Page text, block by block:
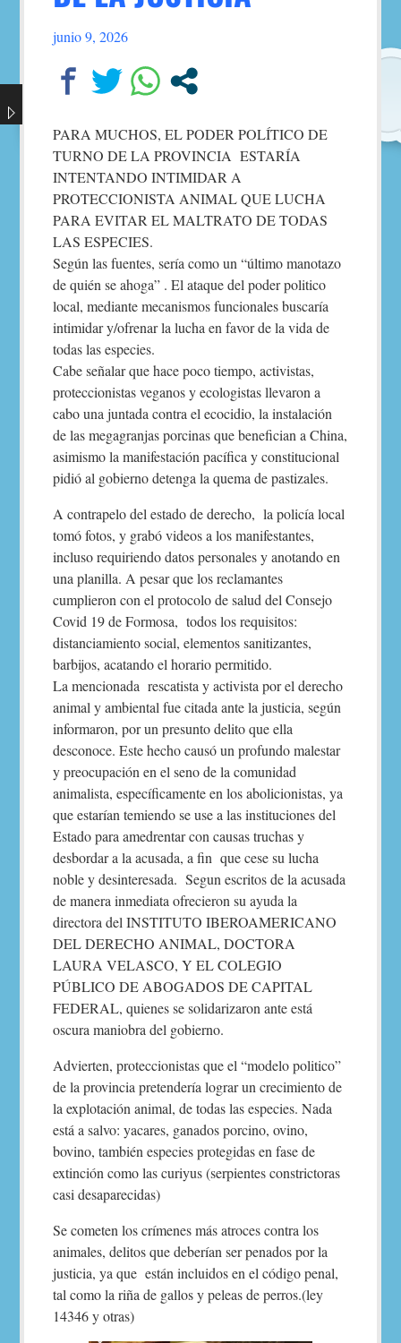
junio 9, 2026
PARA MUCHOS, EL PODER POLÍTICO DE
TURNO DE LA PROVINCIA ESTARÍA
INTENTANDO INTIMIDAR A
PROTECCIONISTA ANIMAL QUE LUCHA
PARA EVITAR EL MALTRATO DE TODAS
LAS ESPECIES.
Según las fuentes, sería como un “último manotazo
de quién se ahoga” . El ataque del poder politico
local, mediante mecanismos funcionales buscaría
intimidar y/ofrenar la lucha en favor de la vida de
todas las especies.
Cabe señalar que hace poco tiempo, activistas,
proteccionistas veganos y ecologistas llevaron a
cabo una juntada contra el ecocidio, la instalación
de las megagranjas porcinas que benefician a China,
asimismo la manifestación pacífica y constitucional
pidió al gobierno detenga la quema de pastizales.
A contrapelo del estado de derecho, la policía local
tomó fotos, y grabó videos a los manifestantes,
incluso requiriendo datos personales y anotando en
una planilla. A pesar que los reclamantes
cumplieron con el protocolo de salud del Consejo
Covid 19 de Formosa, todos los requisitos:
distanciamiento social, elementos sanitizantes,
barbijos, acatando el horario permitido.
La mencionada rescatista y activista por el derecho
animal y ambiental fue citada ante la justicia, según
informaron, por un presunto delito que ella
desconoce. Este hecho causó un profundo malestar
y preocupación en el seno de la comunidad
animalista, específicamente en los abolicionistas, ya
que estarían temiendo se use a las instituciones del
Estado para amedrentar con causas truchas y
desbordar a la acusada, a fin que cese su lucha
noble y desinteresada. Segun escritos de la acusada
de manera inmediata ofrecieron su ayuda la
directora del INSTITUTO IBEROAMERICANO
DEL DERECHO ANIMAL, DOCTORA
LAURA VELASCO, Y EL COLEGIO
PÚBLICO DE ABOGADOS DE CAPITAL
FEDERAL, quienes se solidarizaron ante está
oscura maniobra del gobierno.
Advierten, proteccionistas que el “modelo politico”
de la provincia pretendería lograr un crecimiento de
la explotación animal, de todas las especies. Nada
está a salvo: yacares, ganados porcino, ovino,
bovino, también especies protegidas en fase de
extinción como las curiyus (serpientes constrictoras
casi desaparecidas)
Se cometen los crímenes más atroces contra los
animales, delitos que deberían ser penados por la
justicia, ya que están incluidos en el código penal,
tal como la riña de gallos y peleas de perros.(ley
14346 y otras)